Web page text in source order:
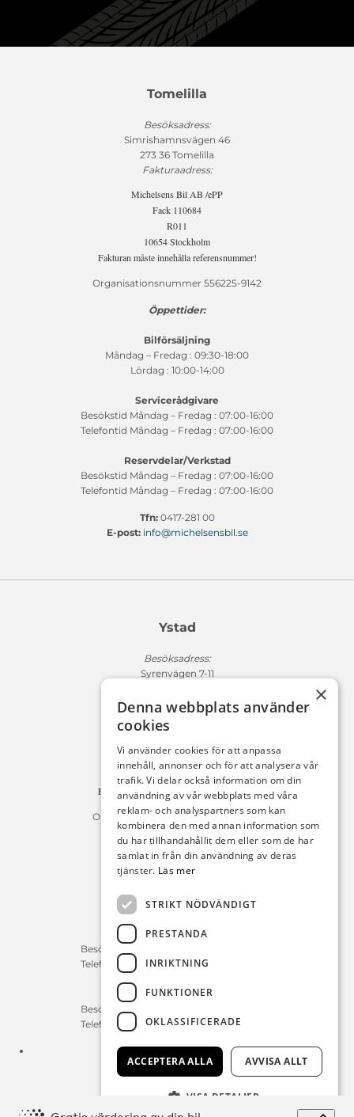
Tomelilla
Besöksadress:
Simrishamnsvägen 46
273 36 Tomelilla
Fakturaadress:
Michelsens Bil AB /ePP
Fack 110684
R011
10654 Stockholm
Fakturan måste innehålla referensnummer!
Organisationsnummer 556225-9142
Öppettider:
Bilförsäljning
Måndag – Fredag : 09:30-18:00
Lördag : 10:00-14:00
Servicerådgivare
Besökstid Måndag – Fredag : 07:00-16:00
Telefontid Måndag – Fredag : 07:00-16:00
Reservdelar/Verkstad
Besökstid Måndag – Fredag : 07:00-16:00
Telefontid Måndag – Fredag : 07:00-16:00
Tfn:0417-281 00
E-post: info@michelsensbil.se
Ystad
Besöksadress:
Syrenvägen 7-11
Fakturaadress:
Michelsens Bil AB /ePP
Fack 110684
10654 Stockholm
Fakturan måste innehålla referensnummer!
Organisationsnummer 556225-9142
Öppettider:
Bilförsäljning
Lördag : 10:00-14:00
Servicerådgivare
Besökstid Måndag – Fredag : 07:00-16:00
Telefontid Måndag – Fredag : 07:00-16:00
Reservdelar/Verkstad
Besökstid Måndag – Fredag : 07:00-16:00
Telefontid Måndag – Fredag : 07:00-16:00
0411-297 70
E-post: info@michelsensbil.se
×
Denna webbplats använder
cookies
Vi använder cookies för att anpassa
innehåll, annonser och för att analysera vår
trafik. Vi delar också information om din
användning av vår webbplats med våra
reklam- och analyspartners som kan
kombinera den med annan information som
du har tillhandahållit dem eller som de har
samlat in från din användning av deras
tjänster. Läs mer
STRIKT NÖDVÄNDIGT
PRESTANDA
INRIKTNING
FUNKTIONER
OKLASSIFICERADE
ACCEPTERA ALLA AVVISA ALLT
VISA DETALJER